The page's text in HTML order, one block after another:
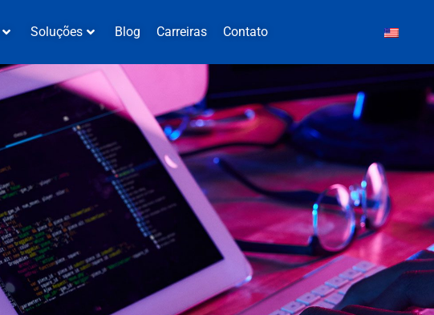
Soluções Blog Carreiras Contato